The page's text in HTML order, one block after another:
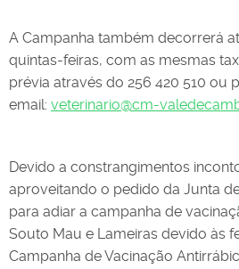
A Campanha também decorrerá
quintas-feiras, com as mesmas
prévia através do 256 420 510 ou
email: veterinario@cm-
Devido a constrangimentos
aproveitando o pedido da Junta
para adiar a campanha de
Souto Mau e Lameiras devido às
Campanha de Vacinação